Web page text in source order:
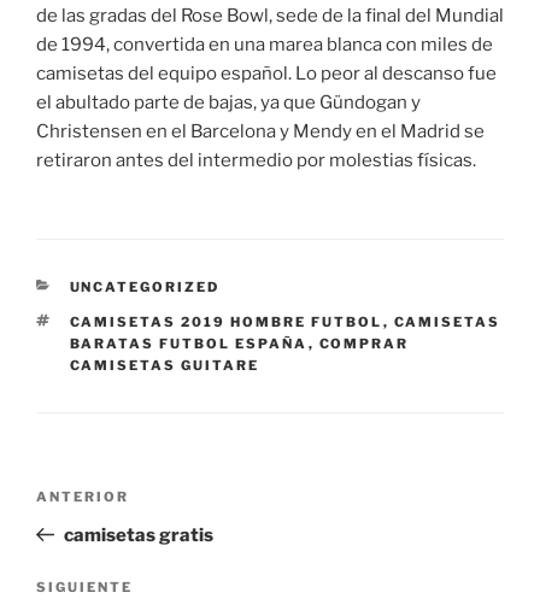
de las gradas del Rose Bowl, sede de la final del Mundial
de 1994, convertida en una marea blanca con miles de
camisetas del equipo español. Lo peor al descanso fue
el abultado parte de bajas, ya que Gündogan y
Christensen en el Barcelona y Mendy en el Madrid se
retiraron antes del intermedio por molestias físicas.
CATEGORÍAS
UNCATEGORIZED
ETIQUETAS
CAMISETAS 2019 HOMBRE FUTBOL , CAMISETAS
BARATAS FUTBOL ESPAÑA , COMPRAR
CAMISETAS GUITARE
entradas
Entrada
anterior:
ANTERIOR
camisetas gratis
Siguiente
SIGUIENTE